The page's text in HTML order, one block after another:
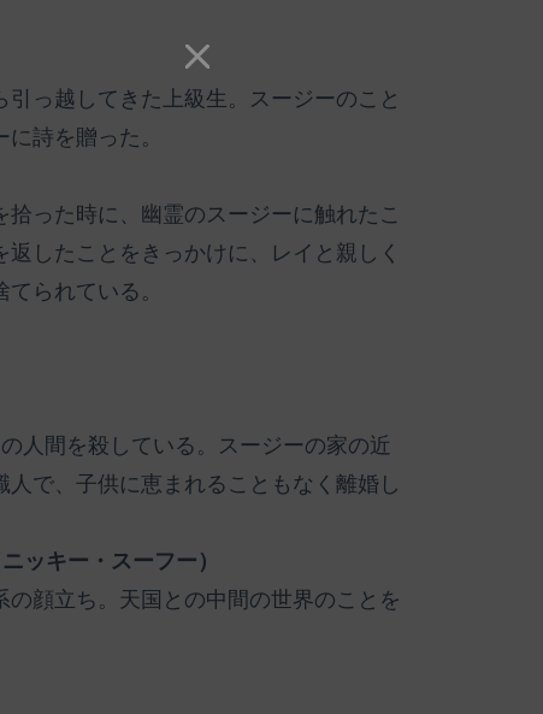
っ越してきた上級生。スージーのこと
詩を贈った。
った時に、幽霊のスージーに触れたこ
したことをきっかけに、レイと親しく
られている。
人間を殺している。スージーの家の近
で、子供に恵まれることもなく離婚し
ッキー・スーフー）
顔立ち。天国との中間の世界のことを